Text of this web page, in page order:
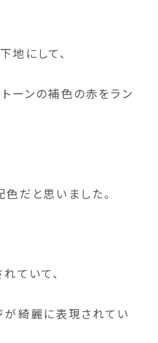
地にして、
ーンの補色の赤をラン
だと思いました。
ていて、
が綺麗に表現されてい